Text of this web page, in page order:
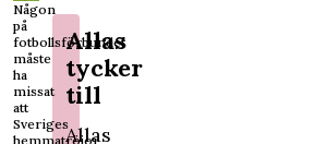
Någon
på
fotbollsförbundet
måste
ha
missat
att
Sveriges
hemmatröjor
Allas
tycker
till
Allas